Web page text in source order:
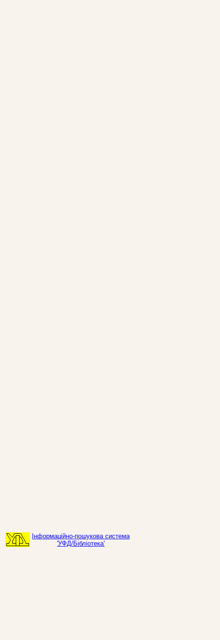
Інформаційно-пошукова система
'УФД/Бібліотека'